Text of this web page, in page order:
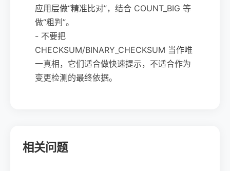
应用层做“精准比对”，结合 COUNT_BIG 等
做“粗判”。
- 不要把
CHECKSUM/BINARY_CHECKSUM 当作唯
一真相，它们适合做快速提示，不适合作为
变更检测的最终依据。
相关问题